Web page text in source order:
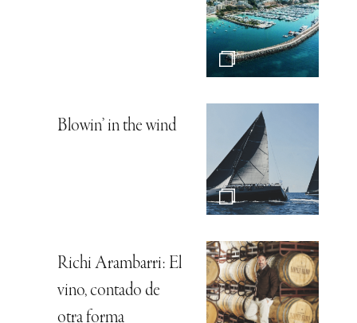
Blowin’ in the wind
Richi Arambarri: El
vino, contado de
otra forma